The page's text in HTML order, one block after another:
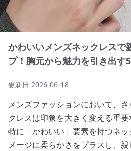
かわいいメンズネックレスで
プ！胸元から魅力を引き出す
更新日 2026-06-18
メンズファッションにおいて、
クレスは印象を大きく変える重要
特に「かわいい」要素を持つネ
メージに柔らかさをプラスし、